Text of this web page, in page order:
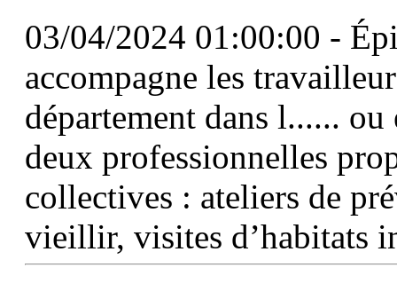
03/04/2024 01:00:00 -
accompagne les
département dans l......
deux professionnelles
collectives : ateliers de
vieillir, visites d’habitats